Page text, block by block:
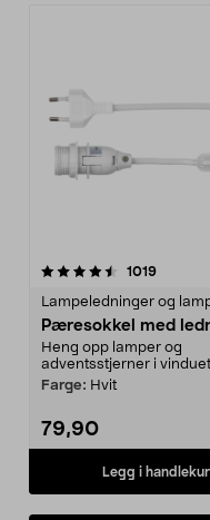
1019
Lampeledninger og
Pæresokkel med
Heng opp lamper og
adventsstjerner i
Farge: Hvit
79,90
Legg i
4.0av 5 stjerner